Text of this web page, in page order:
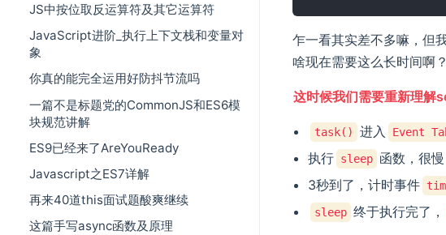
JS中按位取反运算符及其它运算符
JavaScript进阶_执行上下文栈和变量对
象
你真的能完全运用好防抖节流吗
一篇不是标题党的CommonJS和ES6模
块规范讲解
ES9已经来了AreYouReady
Javascript之ES7详解
再来40道this面试题酸爽继续
这篇手写async函数及原理
乍一看其实差不多嘛，但
啥现在需要这么长时间啊？
这时候我们需要重新理解
task() 进入 Event
执行 sleep 函数，很
3秒到了，计时事件
sleep 终于执行完了，